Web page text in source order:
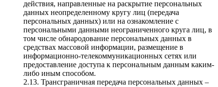
действия, направленные на раскрытие персональных
данных неопределенному кругу лиц (передача
персональных данных) или на ознакомление с
персональными данными неограниченного круга лиц, в
том числе обнародование персональных данных в
средствах массовой информации, размещение в
информационно-телекоммуникационных сетях или
предоставление доступа к персональным данным каким-
либо иным способом.
2.13. Трансграничная передача персональных данных –